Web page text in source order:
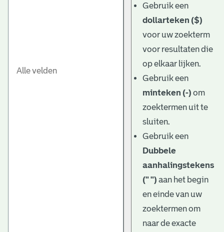
Gebruik een
dollarteken ($)
voor uw zoekterm
voor resultaten die
op elkaar lijken.
Gebruik een
minteken (-) om
zoektermen uit te
sluiten.
Gebruik een
Dubbele
aanhalingstekens
(" ") aan het begin
en einde van uw
zoektermen om
naar de exacte